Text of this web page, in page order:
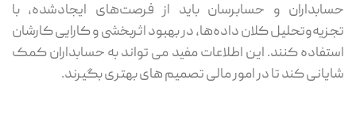
و حسابرسان باید از فرصت‌های ایجادشده، با
کلان داده‌ها، در بهبود اثربخشی و کارایی کارشان
کنند. این اطلاعات مفید می تواند به حسابداران کمک
کند تا در امور مالی تصمیم های بهتری بگیرند.